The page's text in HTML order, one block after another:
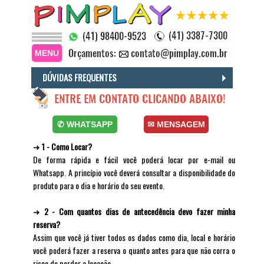
MENU
DÚVIDAS FREQUENTES
✉ MENSAGEM
✆ WHATSAPP
➜1 - Como Locar?
De forma rápida e fácil você poderá locar por e-mail ou
Whatsapp. A princípio você deverá consultar a disponibilidade do
produto para o dia e horário do seu evento.
➜ 2 - Com quantos dias de antecedência devo fazer minha
reserva?
Assim que você já tiver todos os dados como dia, local e horário
você poderá fazer a reserva o quanto antes para que não corra o